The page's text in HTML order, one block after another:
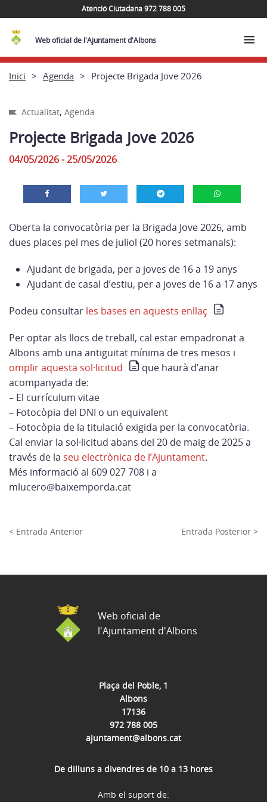
Atenció Ciutadana 972 788 005
Web oficial de l'Ajuntament d'Albons
Inici Agenda Projecte Brigada Jove 2026
Actualitat, Agenda
Projecte Brigada Jove 2026
04/05/2026 - 25/05/2026
Oberta la convocatòria per la Brigada Jove 2026, amb
dues places pel mes de juliol (20 hores setmanals):
Ajudant de brigada, per a joves de 16 a 19 anys
Ajudant de casal d’estiu, per a joves de 16 a 17 anys
Podeu consultar les bases en aquests enllaç
Per optar als llocs de treball, cal estar empadronat a
Albons amb una antiguitat mínima de tres mesos i
omplir aquesta sol·licitud
que haurà d’anar
acompanyada de:
– El currículum vitae
– Fotocòpia del DNI o un equivalent
– Fotocòpia de la titulació exigida per la convocatòria.
Cal enviar la sol·licitud abans del 20 de maig de 2025 a
través de la seu electrònica de l’Ajuntament.
Més informació al 609 027 708 i a
mlucero@baixemporda.cat
< Entrada Anterior Entrada Posterior >
Plaça del Poble, 1
Albons
17136
972 788 005
ajuntament@albons.cat
De dilluns a divendres de 10 a 13 hores
Web oficial de
l'Ajuntament d'Albons
Amb el suport de: